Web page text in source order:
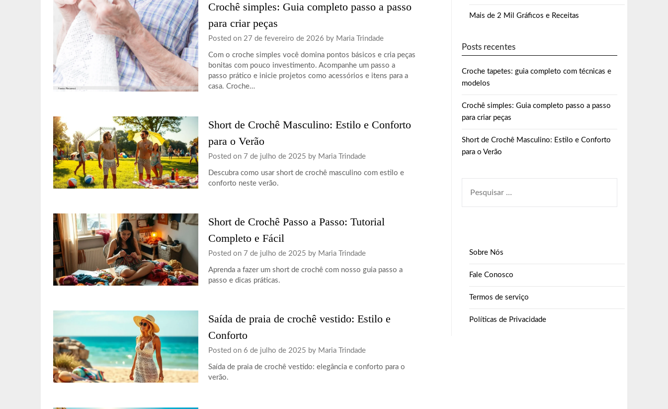
Crochê simples: Guia completo passo a passo
para criar peças
Posted on 27 de fevereiro de 2026 by Maria Trindade
Com o croche simples você domina pontos básicos e cria peças
bonitas com pouco investimento. Acompanhe um passo a
passo prático e inicie projetos como acessórios e itens para a
casa. Croche…
Short de Crochê Masculino: Estilo e Conforto
para o Verão
Posted on 7 de julho de 2025 by Maria Trindade
Descubra como usar short de crochê masculino com estilo e
conforto neste verão.
Short de Crochê Passo a Passo: Tutorial
Completo e Fácil
Posted on 7 de julho de 2025 by Maria Trindade
Aprenda a fazer um short de crochê com nosso guia passo a
passo e dicas práticas.
Saída de praia de crochê vestido: Estilo e
Conforto
Posted on 6 de julho de 2025 by Maria Trindade
Saída de praia de crochê vestido: elegância e conforto para o
verão.
Mais de 2 Mil Gráficos e Receitas
Posts recentes
Croche tapetes: guia completo com técnicas e
modelos
Crochê simples: Guia completo passo a passo
para criar peças
Short de Crochê Masculino: Estilo e Conforto
para o Verão
POR:
Sobre Nós
Fale Conosco
Termos de serviço
Políticas de Privacidade